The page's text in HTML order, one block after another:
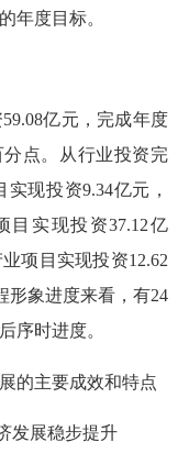
年度目标。
亿元，完成年度
分点。从行业投资完
现投资9.34亿元，
目实现投资37.12亿
项目实现投资12.62
形象进度来看，有24
序时进度。
的主要成效和特点
展稳步提升